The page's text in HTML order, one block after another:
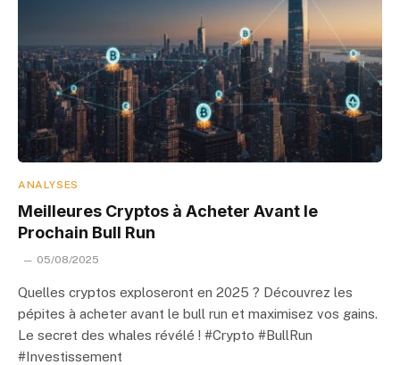
ANALYSES
Meilleures Cryptos à Acheter Avant le
Prochain Bull Run
05/08/2025
Quelles cryptos exploseront en 2025 ? Découvrez les
pépites à acheter avant le bull run et maximisez vos gains.
Le secret des whales révélé ! #Crypto #BullRun
#Investissement